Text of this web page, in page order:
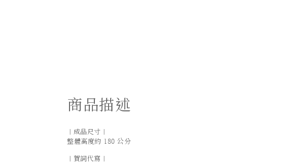
商品描述
｜成品尺寸｜
整體高度約 180 公分
｜賀詞代寫｜